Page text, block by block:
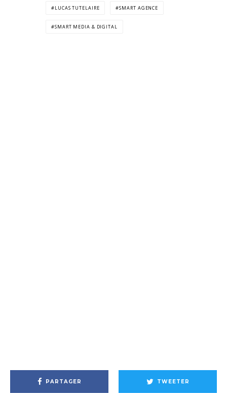
LUCAS TUTELAIRE SMART AGENCE
SMART MEDIA & DIGITAL
PARTAGER TWEETER